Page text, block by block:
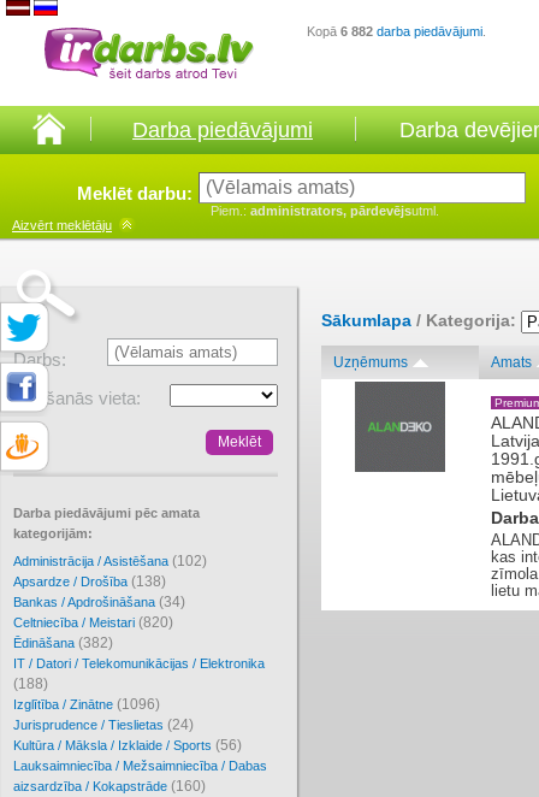
Kopā 6 882 darba piedāvājumi
Darba piedāvājumi Darba
Meklēt darbu:
Piem.: administrators, pārdevējsutml.
Aizvērt meklētāju
Darbs:
Atrašanās vieta:
Darba piedāvājumi pēc amata
kategorijām:
Administrācija / Asistēšana (102)
Apsardze / Drošība (138)
Bankas / Apdrošināšana (34)
Celtniecība / Meistari (820)
Ēdināšana (382)
IT / Datori / Telekomunikācijas / Elektronika
(188)
Izglītība / Zinātne (1096)
Jurisprudence / Tieslietas (24)
Kultūra / Māksla / Izklaide / Sports (56)
Lauksaimniecība / Mežsaimniecība / Dabas
aizsardzība / Kokapstrāde (160)
Sākumlapa / Kategorija:
Uzņēmums Amats
kas
lietu